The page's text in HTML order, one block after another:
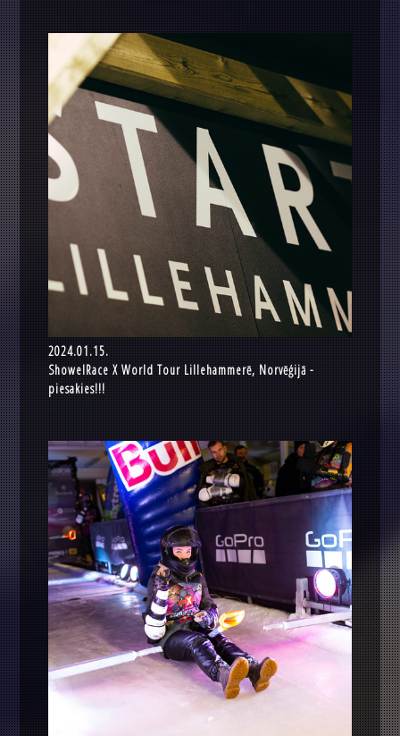
2024.01.15.
ShowelRace X World Tour Lillehammerē, Norvēģijā -
piesakies!!!